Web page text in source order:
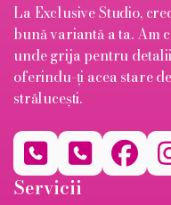
La Exclusive Studio,
bună variantă a ta. Am
unde grija pentru
oferindu-ți acea stare
strălucești.
  
Servicii